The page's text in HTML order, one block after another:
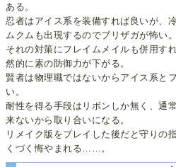
ある。
忍者はアイス系を装備すれば良いが、
ムクムも出現するのでブリザガが怖い。
それの対策にフレイムメイルも併用す
然的に素の防御力が下がる。
賢者は物理職ではないからアイス系と
い。
耐性を得る手段はリボンしか無く、通
来ないから取り合いになる。
リメイク版をプレイした後だと守りの
くづく悔やまれる……。